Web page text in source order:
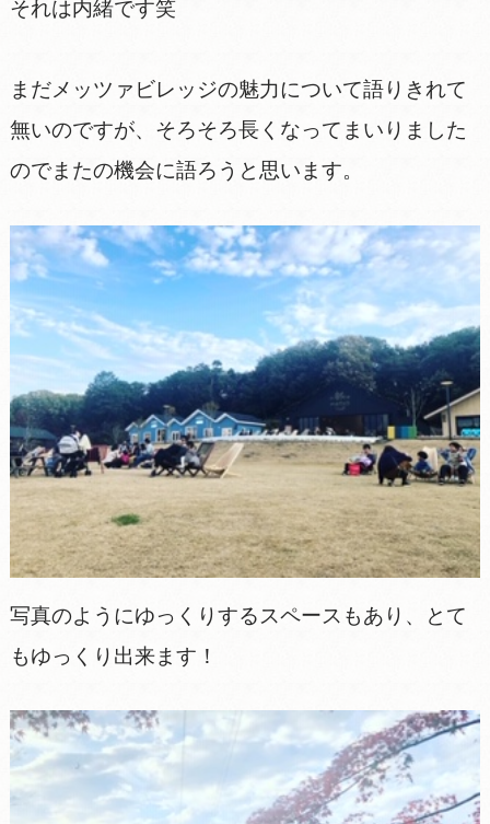
それは内緒です笑
まだメッツァビレッジの魅力について語りきれて
無いのですが、そろそろ長くなってまいりました
のでまたの機会に語ろうと思います。
写真のようにゆっくりするスペースもあり、とて
もゆっくり出来ます！